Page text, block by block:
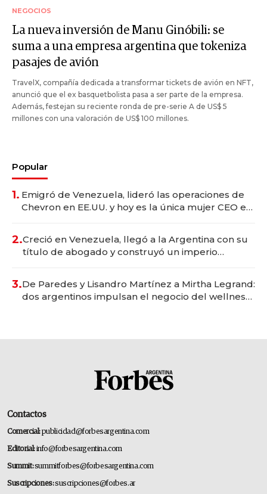
NEGOCIOS
La nueva inversión de Manu Ginóbili: se
suma a una empresa argentina que tokeniza
pasajes de avión
TravelX, compañía dedicada a transformar tickets de avión en NFT,
anunció que el ex basquetbolista pasa a ser parte de la empresa.
Además, festejan su reciente ronda de pre-serie A de US$ 5
millones con una valoración de US$ 100 millones.
Popular
1. Emigró de Venezuela, lideró las operaciones de
Chevron en EE.UU. y hoy es la única mujer CEO en
2.Creció en Venezuela, llegó a la Argentina con su
título de abogado y construyó un imperio
3.De Paredes y Lisandro Martínez a Mirtha Legrand:
dos argentinos impulsan el negocio del wellness
Contactos
Comercial:publicidad@forbesargentina.com
Editorial:info@forbesargentina.com
Summit:summitforbes@forbesargentina.com
Suscripciones:suscripciones@forbes.ar